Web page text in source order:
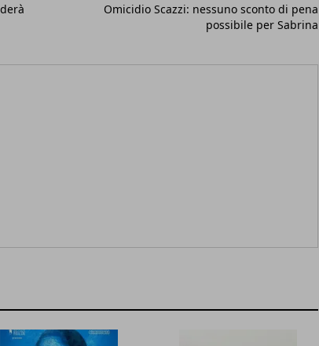
Omicidio Scazzi: nessuno sconto di pena
possibile per Sabrina